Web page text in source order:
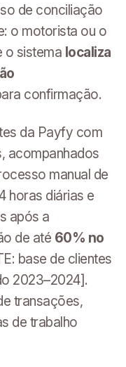
de conciliação
o motorista ou o
o sistema localiza
confirmação.
da Payfy com
acompanhados
manual de
horas diárias e
após a
de até 60% no
base de clientes
2023–2024].
transações,
de trabalho